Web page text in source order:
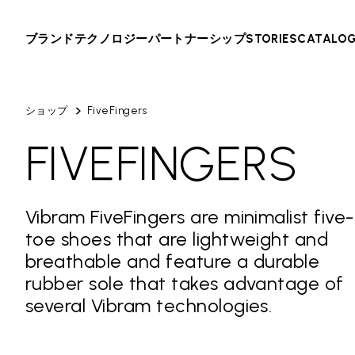
ブランドテクノロジーパートナーシップSTORIES
ショップ FiveFingers
FIVEFINGERS
Vibram FiveFingers are minimalist five-
toe shoes that are lightweight and
breathable and feature a durable
rubber sole that takes advantage of
several Vibram technologies.